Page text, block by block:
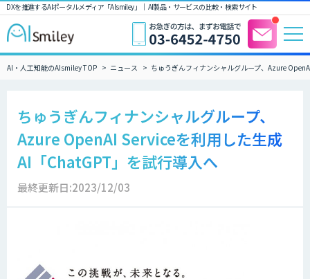
DXを推進するAIポータルメディア「AIsmiley」｜ AI製品・サービスの比較・検索サイト
AI・人工知能のAIsmiley TOP ニュース ちゅうぎんフィナンシャルグループ、Azure
ちゅうぎんフィナンシャルグループ、
Azure OpenAI Serviceを利用した生成
AI「ChatGPT」を試行導入へ
最終更新日:2023/12/03